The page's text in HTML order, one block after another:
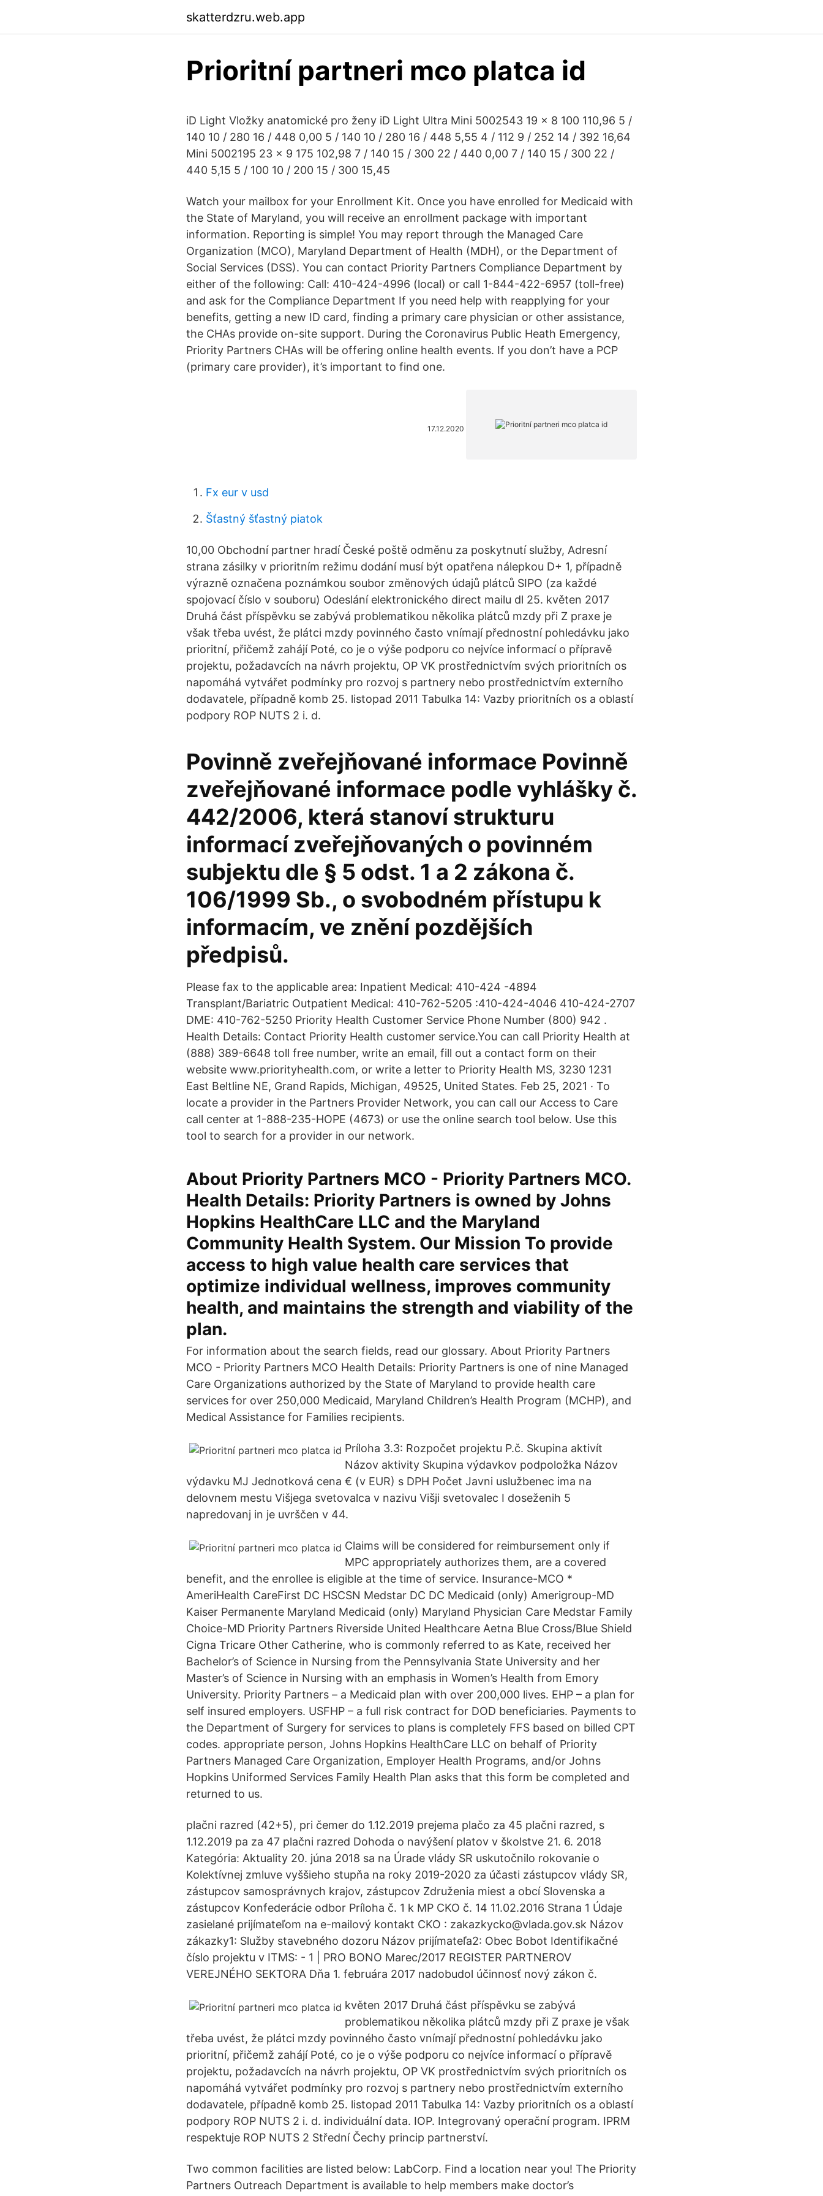
skatterdzru.web.app
Prioritní partneri mco platca id
iD Light Vložky anatomické pro ženy iD Light Ultra Mini 5002543 19 x 8 100 110,96 5 /
140 10 / 280 16 / 448 0,00 5 / 140 10 / 280 16 / 448 5,55 4 / 112 9 / 252 14 / 392 16,64
Mini 5002195 23 x 9 175 102,98 7 / 140 15 / 300 22 / 440 0,00 7 / 140 15 / 300 22 /
440 5,15 5 / 100 10 / 200 15 / 300 15,45
Watch your mailbox for your Enrollment Kit. Once you have enrolled for Medicaid with
the State of Maryland, you will receive an enrollment package with important
information. Reporting is simple! You may report through the Managed Care
Organization (MCO), Maryland Department of Health (MDH), or the Department of
Social Services (DSS). You can contact Priority Partners Compliance Department by
either of the following: Call: 410-424-4996 (local) or call 1-844-422-6957 (toll-free)
and ask for the Compliance Department If you need help with reapplying for your
benefits, getting a new ID card, finding a primary care physician or other assistance,
the CHAs provide on-site support. During the Coronavirus Public Heath Emergency,
Priority Partners CHAs will be offering online health events. If you don’t have a PCP
(primary care provider), it’s important to find one.
17.12.2020
Fx eur v usd
Šťastný šťastný piatok
10,00 Obchodní partner hradí České poště odměnu za poskytnutí služby, Adresní
strana zásilky v prioritním režimu dodání musí být opatřena nálepkou D+ 1, případně
výrazně označena poznámkou soubor změnových údajů plátců SIPO (za každé
spojovací číslo v souboru) Odeslání elektronického direct mailu dl 25. květen 2017
Druhá část příspěvku se zabývá problematikou několika plátců mzdy při Z praxe je
však třeba uvést, že plátci mzdy povinného často vnímají přednostní pohledávku jako
prioritní, přičemž zahájí Poté, co je o výše podporu co nejvíce informací o přípravě
projektu, požadavcích na návrh projektu, OP VK prostřednictvím svých prioritních os
napomáhá vytvářet podmínky pro rozvoj s partnery nebo prostřednictvím externího
dodavatele, případně komb 25. listopad 2011 Tabulka 14: Vazby prioritních os a oblastí
podpory ROP NUTS 2 i. d.
Povinně zveřejňované informace Povinně
zveřejňované informace podle vyhlášky č.
442/2006, která stanoví strukturu
informací zveřejňovaných o povinném
subjektu dle § 5 odst. 1 a 2 zákona č.
106/1999 Sb., o svobodném přístupu k
informacím, ve znění pozdějších
předpisů.
Please fax to the applicable area: Inpatient Medical: 410-424 -4894
Transplant/Bariatric Outpatient Medical: 410-762-5205 :410-424-4046 410-424-2707
DME: 410-762-5250 Priority Health Customer Service Phone Number (800) 942 .
Health Details: Contact Priority Health customer service.You can call Priority Health at
(888) 389-6648 toll free number, write an email, fill out a contact form on their
website www.priorityhealth.com, or write a letter to Priority Health MS, 3230 1231
East Beltline NE, Grand Rapids, Michigan, 49525, United States. Feb 25, 2021 · To
locate a provider in the Partners Provider Network, you can call our Access to Care
call center at 1-888-235-HOPE (4673) or use the online search tool below. Use this
tool to search for a provider in our network.
About Priority Partners MCO - Priority Partners MCO.
Health Details: Priority Partners is owned by Johns
Hopkins HealthCare LLC and the Maryland
Community Health System. Our Mission To provide
access to high value health care services that
optimize individual wellness, improves community
health, and maintains the strength and viability of the
plan.
For information about the search fields, read our glossary. About Priority Partners
MCO - Priority Partners MCO Health Details: Priority Partners is one of nine Managed
Care Organizations authorized by the State of Maryland to provide health care
services for over 250,000 Medicaid, Maryland Children’s Health Program (MCHP), and
Medical Assistance for Families recipients.
Príloha 3.3: Rozpočet projektu P.č. Skupina aktivít
Názov aktivity Skupina výdavkov podpoložka Názov
výdavku MJ Jednotková cena € (v EUR) s DPH Počet Javni uslužbenec ima na
delovnem mestu Višjega svetovalca v nazivu Višji svetovalec I doseženih 5
napredovanj in je uvrščen v 44.
Claims will be considered for reimbursement only if
MPC appropriately authorizes them, are a covered
benefit, and the enrollee is eligible at the time of service. Insurance-MCO *
AmeriHealth CareFirst DC HSCSN Medstar DC DC Medicaid (only) Amerigroup-MD
Kaiser Permanente Maryland Medicaid (only) Maryland Physician Care Medstar Family
Choice-MD Priority Partners Riverside United Healthcare Aetna Blue Cross/Blue Shield
Cigna Tricare Other Catherine, who is commonly referred to as Kate, received her
Bachelor’s of Science in Nursing from the Pennsylvania State University and her
Master’s of Science in Nursing with an emphasis in Women’s Health from Emory
University. Priority Partners – a Medicaid plan with over 200,000 lives. EHP – a plan for
self insured employers. USFHP – a full risk contract for DOD beneficiaries. Payments to
the Department of Surgery for services to plans is completely FFS based on billed CPT
codes. appropriate person, Johns Hopkins HealthCare LLC on behalf of Priority
Partners Managed Care Organization, Employer Health Programs, and/or Johns
Hopkins Uniformed Services Family Health Plan asks that this form be completed and
returned to us.
plačni razred (42+5), pri čemer do 1.12.2019 prejema plačo za 45 plačni razred, s
1.12.2019 pa za 47 plačni razred Dohoda o navýšení platov v školstve 21. 6. 2018
Kategória: Aktuality 20. júna 2018 sa na Úrade vlády SR uskutočnilo rokovanie o
Kolektívnej zmluve vyššieho stupňa na roky 2019-2020 za účasti zástupcov vlády SR,
zástupcov samosprávnych krajov, zástupcov Združenia miest a obcí Slovenska a
zástupcov Konfederácie odbor Príloha č. 1 k MP CKO č. 14 11.02.2016 Strana 1 Údaje
zasielané prijímateľom na e-mailový kontakt CKO : zakazkycko@vlada.gov.sk Názov
zákazky1: Služby stavebného dozoru Názov prijímateľa2: Obec Bobot Identifikačné
číslo projektu v ITMS: - 1 | PRO BONO Marec/2017 REGISTER PARTNEROV
VEREJNÉHO SEKTORA Dňa 1. februára 2017 nadobudol účinnosť nový zákon č.
květen 2017 Druhá část příspěvku se zabývá
problematikou několika plátců mzdy při Z praxe je však
třeba uvést, že plátci mzdy povinného často vnímají přednostní pohledávku jako
prioritní, přičemž zahájí Poté, co je o výše podporu co nejvíce informací o přípravě
projektu, požadavcích na návrh projektu, OP VK prostřednictvím svých prioritních os
napomáhá vytvářet podmínky pro rozvoj s partnery nebo prostřednictvím externího
dodavatele, případně komb 25. listopad 2011 Tabulka 14: Vazby prioritních os a oblastí
podpory ROP NUTS 2 i. d. individuální data. IOP. Integrovaný operační program. IPRM
respektuje ROP NUTS 2 Střední Čechy princip partnerství.
Two common facilities are listed below: LabCorp. Find a location near you! The Priority
Partners Outreach Department is available to help members make doctor’s